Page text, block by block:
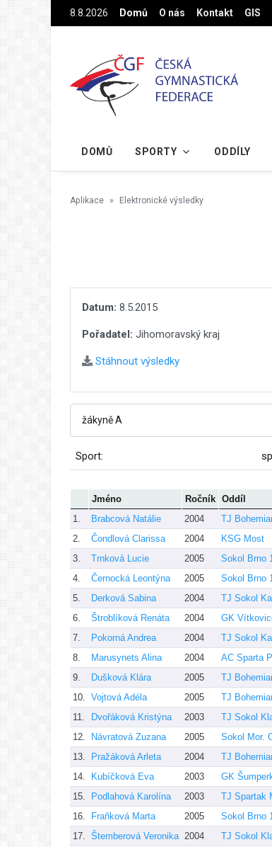
Na hlavní obsah8.8.2026 Domů O nás Kontakt GIS
DOMŮ SPORTY ODDÍLY
Aplikace Elektronické výsledky
Datum: 8.5.2015
Pořadatel: Jihomoravský kraj
Stáhnout výsledky
Sport:
Jméno Ročník Oddíl
1.
Brabcová Natálie 2004 TJ
2.
Čondlová Clarissa 2004 KSG Most
3.
Trnková Lucie 2005 Sokol Brno 1
4.
Černocká Leontýna 2005 Sokol Brno 1
5.
Derková Sabina 2004 TJ Sokol
6.
Štroblíková Renáta 2004 GK
7.
Pokorná Andrea 2004 TJ Sokol
8.
Marusynets Alina 2004 AC Sparta
9.
Dušková Klára 2005 TJ
10.
Vojtová Adéla 2005 TJ
11.
Dvořáková Kristýna 2003 TJ Sokol
12.
Návratová Zuzana 2005 Sokol Mor.
13.
Pražáková Arleta 2004 TJ
14.
Kubíčková Eva 2003 GK
15.
Podlahová Karolína 2003 TJ Spartak
16.
Fraňková Marta 2005 Sokol Brno 1
17.
Štemberová Veronika 2004 TJ Sokol